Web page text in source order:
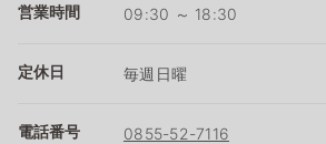
営業時間 09:30 ～ 18:30
定休日 毎週日曜
電話番号 0855-52-7116